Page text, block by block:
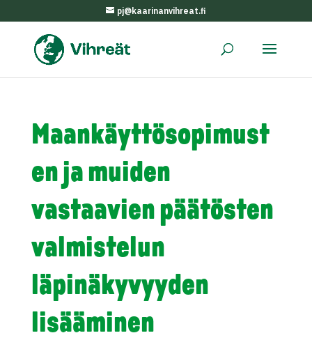
pj@kaarinanvihreat.fi
Maankäyttösopimust
en ja muiden
vastaavien päätösten
valmistelun
läpinäkyvyyden
lisääminen